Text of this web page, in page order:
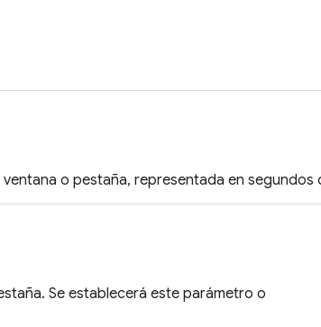
o pestaña, representada en segundos
Se establecerá este parámetro o